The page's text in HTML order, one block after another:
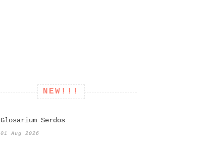
NEW!!!
Glosarium Serdos
01 Aug 2026